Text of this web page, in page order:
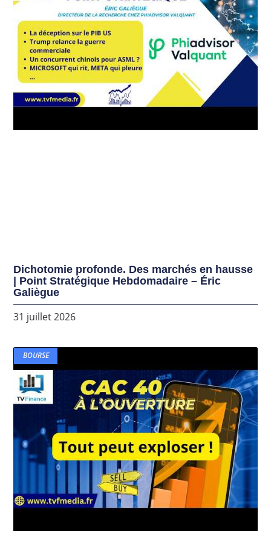
Dichotomie profonde. Des marchés en hausse
| Point Stratégique Hebdomadaire – Éric
Galiègue
31 juillet 2026
BOURSE